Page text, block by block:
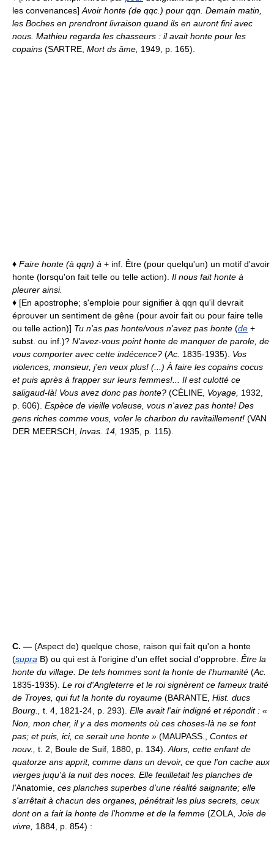
les convenances] Avoir honte (de qqc.) pour qqn. Demain matin,
les Boches en prendront livraison quand ils en auront fini avec
nous. Mathieu regarda les chasseurs : il avait honte pour les
copains (SARTRE, Mort ds âme, 1949, p. 165).
♦ Faire honte (à qqn) à + inf. Être (pour quelqu'un) un motif d'avoir
honte (lorsqu'on fait telle ou telle action). Il nous fait honte à
pleurer ainsi.
♦ [En apostrophe; s'emploie pour signifier à qqn qu'il devrait
éprouver un sentiment de gêne (pour avoir fait ou pour faire telle
ou telle action)] Tu n'as pas honte/vous n'avez pas honte (de +
subst. ou inf.)? N'avez-vous point honte de manquer de parole, de
vous comporter avec cette indécence? (Ac. 1835-1935). Vos
violences, monsieur, j'en veux plus! (...) À faire les copains cocus
et puis après à frapper sur leurs femmes!... Il est culotté ce
saligaud-là! Vous avez donc pas honte? (CÉLINE, Voyage, 1932,
p. 606). Espèce de vieille voleuse, vous n'avez pas honte! Des
gens riches comme vous, voler le charbon du ravitaillement! (VAN
DER MEERSCH, Invas. 14, 1935, p. 115).
C. — (Aspect de) quelque chose, raison qui fait qu'on a honte
(supra B) ou qui est à l'origine d'un effet social d'opprobre. Être la
honte du village. De tels hommes sont la honte de l'humanité (Ac.
1835-1935). Le roi d'Angleterre et le roi signèrent ce fameux traité
de Troyes, qui fut la honte du royaume (BARANTE, Hist. ducs
Bourg., t. 4, 1821-24, p. 293). Elle avait l'air indigné et répondit : «
Non, mon cher, il y a des moments où ces choses-là ne se font
pas; et puis, ici, ce serait une honte » (MAUPASS., Contes et
nouv., t. 2, Boule de Suif, 1880, p. 134). Alors, cette enfant de
quatorze ans apprit, comme dans un devoir, ce que l'on cache aux
vierges juqu'à la nuit des noces. Elle feuilletait les planches de
l'Anatomie, ces planches superbes d'une réalité saignante; elle
s'arrêtait à chacun des organes, pénétrait les plus secrets, ceux
dont on a fait la honte de l'homme et de la femme (ZOLA, Joie de
vivre, 1884, p. 854) :